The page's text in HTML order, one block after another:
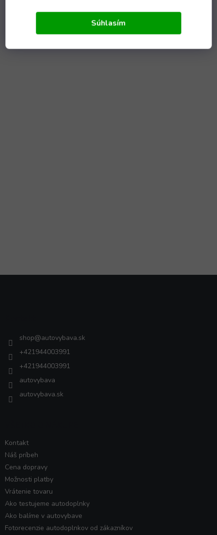
Súhlasím
shop@autovybava.sk
+421944003991
+421944003991
autovybava
autovybava.sk
Kontakt
Náš príbeh
Cena dopravy
Možnosti platby
Vrátenie tovaru
Ako testujeme autodoplnky
Ako balíme v autovybave
Fotorecenzie autodoplnkov od zákazníkov